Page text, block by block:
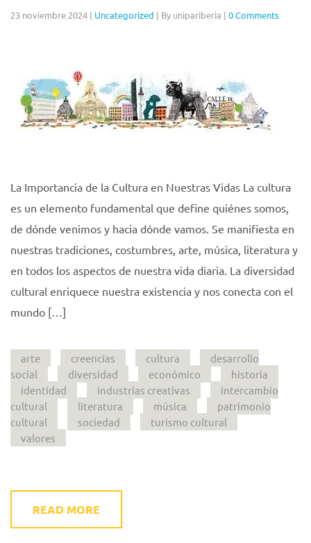
23 noviembre 2024 | Uncategorized | By unipariberia | 0 Comments
La Importancia de la Cultura en Nuestras Vidas La cultura
es un elemento fundamental que define quiénes somos,
de dónde venimos y hacia dónde vamos. Se manifiesta en
nuestras tradiciones, costumbres, arte, música, literatura y
en todos los aspectos de nuestra vida diaria. La diversidad
cultural enriquece nuestra existencia y nos conecta con el
mundo […]
arte creencias cultura
desarrollo
social
diversidad económico
historia
identidad
industrias creativas
intercambio
cultural
literatura música
patrimonio
cultural
sociedad
turismo cultural
valores
READ MORE